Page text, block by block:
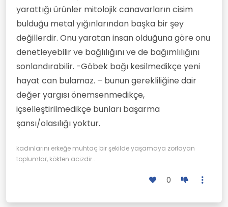
yarattığı ürünler mitolojik canavarların cisim
bulduğu metal yığınlarından başka bir şey
değillerdir. Onu yaratan insan olduğuna göre onu
denetleyebilir ve bağlılığını ve de bağımlılığını
sonlandırabilir. -Göbek bağı kesilmedikçe yeni
hayat can bulamaz. – bunun gerekliliğine dair
değer yargısı önemsenmedikçe,
içselleştirilmedikçe bunları başarma
şansı/olasılığı yoktur.
kadınlarını erkeğe muhtaç bir şekilde yaşamaya zorlayan
toplumlar, kökten acizdir...
0